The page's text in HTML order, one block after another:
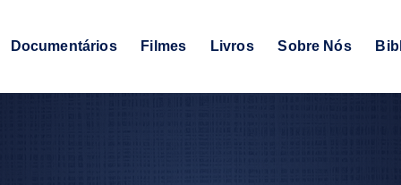
Documentários Filmes Livros Sobre Nós